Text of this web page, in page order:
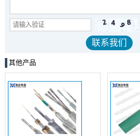
其他产品